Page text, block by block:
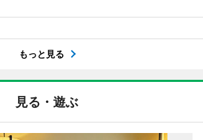
もっと見る
見る・遊ぶ